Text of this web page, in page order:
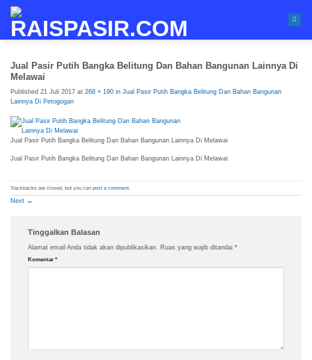
content
Jual Pasir Putih Bangka Belitung Dan Bahan Bangunan Lainnya Di
Melawai
Published 21 Juli 2017 at 268 × 190 in Jual Pasir Putih Bangka Belitung Dan Bahan Bangunan
Lainnya Di Petogogan
Jual Pasir Putih Bangka Belitung Dan Bahan Bangunan Lainnya Di Melawai
Jual Pasir Putih Bangka Belitung Dan Bahan Bangunan Lainnya Di Melawai
Trackbacks are closed, but you can post a comment.
Next →
Tinggalkan Balasan
Alamat email Anda tidak akan dipublikasikan. Ruas yang wajib ditandai *
Komentar *